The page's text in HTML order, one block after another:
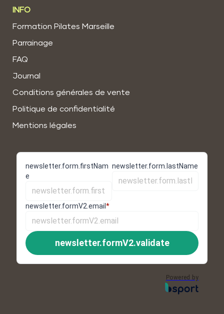
INFO
Formation Pilates Marseille
Parrainage
FAQ
Journal
Conditions générales de vente
Politique de confidentialité
Mentions légales